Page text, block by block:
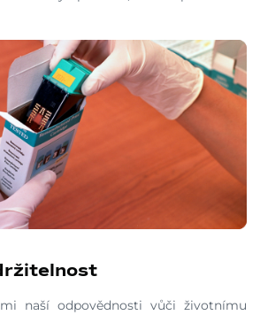
naší odpovědnosti vůči životnímu